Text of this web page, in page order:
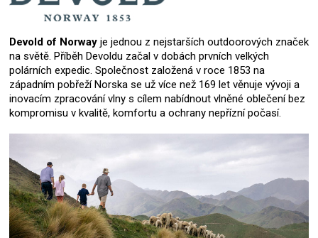
Devold of Norway je jednou z nejstarších outdoorových značek
na světě. Příběh Devoldu začal v dobách prvních velkých
polárních expedic. Společnost založená v roce 1853 na
západním pobřeží Norska se už více než 169 let věnuje vývoji a
inovacím zpracování vlny s cílem nabídnout vlněné oblečení bez
kompromisu v kvalitě, komfortu a ochrany nepřízní počasí.